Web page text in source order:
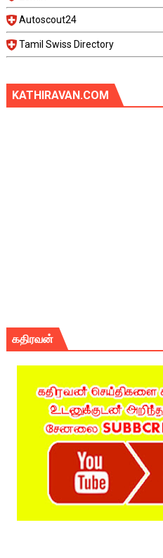
Autoscout24
Tamil Swiss Directory
KATHIRAVAN.COM
கதிரவன்